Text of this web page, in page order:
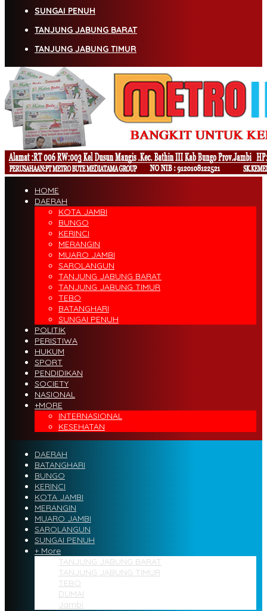
SUNGAI PENUH
TANJUNG JABUNG BARAT
TANJUNG JABUNG TIMUR
HOME
DAERAH
KOTA JAMBI
BUNGO
KERINCI
MERANGIN
MUARO JAMBI
SAROLANGUN
TANJUNG JABUNG BARAT
TANJUNG JABUNG TIMUR
TEBO
BATANGHARI
SUNGAI PENUH
POLITIK
PERISTIWA
HUKUM
SPORT
PENDIDIKAN
SOCIETY
NASIONAL
+MORE
INTERNASIONAL
KESEHATAN
DAERAH
BATANGHARI
BUNGO
KERINCI
KOTA JAMBI
MERANGIN
MUARO JAMBI
SAROLANGUN
SUNGAI PENUH
+ More
TANJUNG JABUNG BARAT
TANJUNG JABUNG TIMUR
TEBO
DUMAI
Jambi